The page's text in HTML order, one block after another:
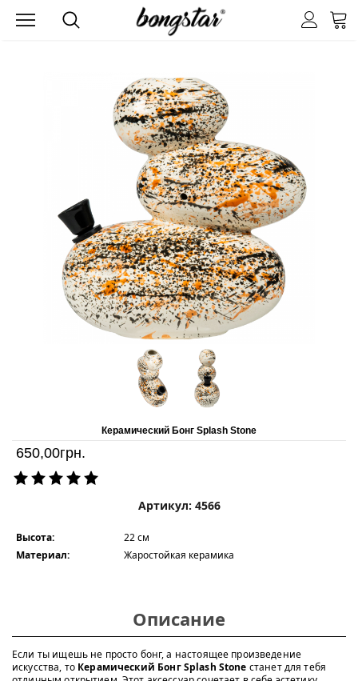
Керамический Бонг Splash Stone
650,00грн.
Артикул: 4566
Высота:
22 см
Материал:
Жаростойкая керамика
Описание
Если ты ищешь не просто бонг, а настоящее произведение
искусства, то Керамический Бонг Splash Stone станет для тебя